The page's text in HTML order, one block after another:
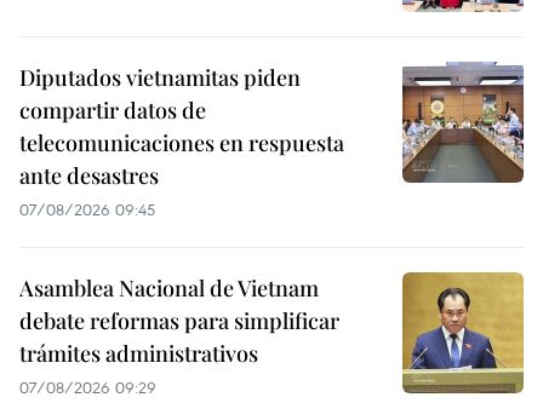
Diputados vietnamitas piden
compartir datos de
telecomunicaciones en respuesta
ante desastres
07/08/2026 09:45
Asamblea Nacional de Vietnam
debate reformas para simplificar
trámites administrativos
07/08/2026 09:29